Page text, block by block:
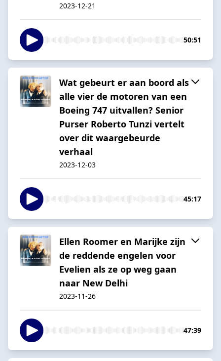
2023-12-21
50:51
Wat gebeurt er aan boord als
alle vier de motoren van een
Boeing 747 uitvallen? Senior
Purser Roberto Tunzi vertelt
over dit waargebeurde
verhaal
2023-12-03
45:17
Ellen Roomer en Marijke zijn
de reddende engelen voor
Evelien als ze op weg gaan
naar New Delhi
2023-11-26
47:39